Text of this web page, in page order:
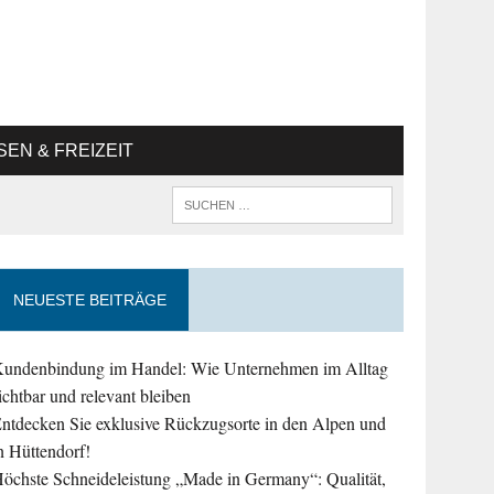
& FREIZEIT
NEUESTE BEITRÄGE
im Handel: Wie Unternehmen im Alltag
und relevant bleiben
Sie exklusive Rückzugsorte in den Alpen und
Hüttendorf!
Schneideleistung „Made in Germany“: Qualität,